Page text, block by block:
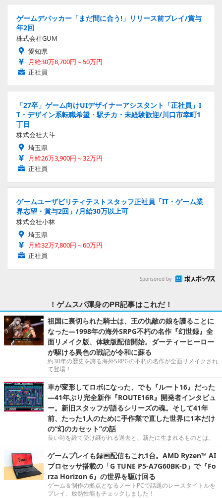
ゲームデバッカー「まだ間に合う!」リリース前プレイ/賞与
年2回
株式会社GUM
愛知県
月給30万8,700円～50万円
正社員
「27卒」ゲーム向けUIデザイナーアシスタント「正社員」I
T・デザイン系転職希望・駅チカ・未経験歓迎/川口市幸町1
丁目
株式会社大斗
埼玉県
月給26万3,900円～32万円
正社員
ゲームユーザビリティテストスタッフ正社員「IT・ゲーム業
界志望・賞与2回」/月給30万以上可
株式会社小林
埼玉県
月給32万7,800円～60万円
正社員
Sponsored by
！ゲムスパ渾身のPR記事はこれだ！
祖国に裏切られた騎士は、王の仇敵の娘を護ることに
なった―1998年の海外SRPG不朽の名作『幻世録』全
面リメイク版、体験版配信開始。ダーティーヒーロー
が駆ける異色の戦記が令和に蘇る
約30年の歴史を誇る海外SRPGの不朽の名作が全面リメイクされ
て登場！
車が変形してロボになった、でも『ルート16』だった
―41年ぶり完全新作『ROUTE16R』開発者インタビュ
ー。新旧スタッフが語るシリーズの魂。そして41年
前、たった1人のために手作業で直した世界に1本だけ
の“幻のカセット”の話
長い時を経て受け継がれる過去と、新たに生まれるものとは。
ゲームプレイも録画配信もこれ1台。AMD Ryzen™ AI
プロセッサ搭載の「G TUNE P5-A7G60BK-D」で『Fo
rza Horizon 6』の世界を駆け回る
ゲーム＆制作の拠点となるノートPCで話題のレースタイトルを
プレイ。放熱性能もチェックしました！